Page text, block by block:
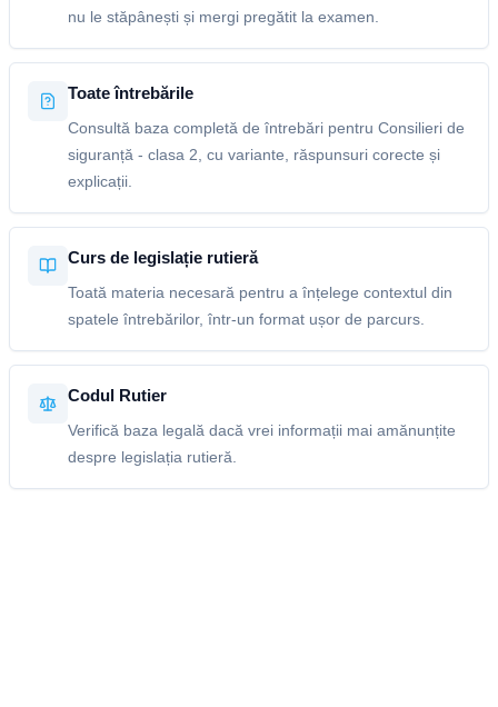
nu le stăpânești și mergi pregătit la examen.
Toate întrebările
Consultă baza completă de întrebări pentru Consilieri de
siguranță - clasa 2, cu variante, răspunsuri corecte și
explicații.
Curs de legislație rutieră
Toată materia necesară pentru a înțelege contextul din
spatele întrebărilor, într-un format ușor de parcurs.
Codul Rutier
Verifică baza legală dacă vrei informații mai amănunțite
despre legislația rutieră.